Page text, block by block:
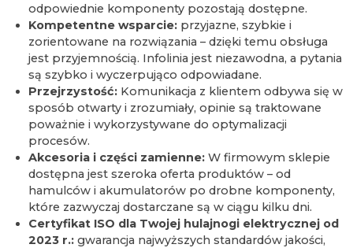
odpowiednie komponenty pozostają dostępne.
Kompetentne wsparcie:przyjazne, szybkie i
zorientowane na rozwiązania – dzięki temu obsługa
jest przyjemnością. Infolinia jest niezawodna, a pytania
są szybko i wyczerpująco odpowiadane.
Przejrzystość:Komunikacja z klientem odbywa się w
sposób otwarty i zrozumiały, opinie są traktowane
poważnie i wykorzystywane do optymalizacji
procesów.
Akcesoria i części zamienne:W firmowym sklepie
dostępna jest szeroka oferta produktów – od
hamulców i akumulatorów po drobne komponenty,
które zazwyczaj dostarczane są w ciągu kilku dni.
Certyfikat ISO dla Twojej hulajnogi elektrycznej od
2023 r.:gwarancja najwyższych standardów jakości,